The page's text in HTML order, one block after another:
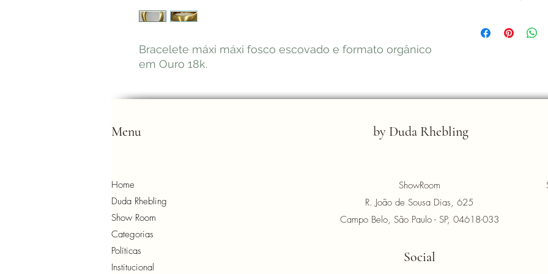
Bracelete máxi máxi fosco escovado e formato orgânico
em Ouro 18k.
(trinta) dias após a
nossas clientes por
Entrega
Menu
Home
Duda Rhebling
Show Room
Categorias
Políticas
Institucional
by Duda Rhebling
ShowRoom
R. João de Sousa Dias, 625
Campo Belo, São Paulo - SP, 04618-033
Social